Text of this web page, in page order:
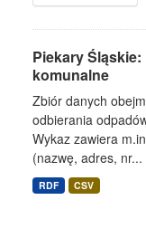
Piekary
komunalne
Zbiór danych
odbierania
Wykaz zawiera
(nazwę, adres, nr...
RDF CSV